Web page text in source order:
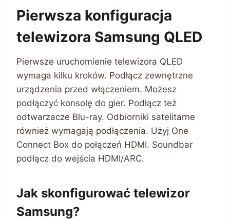
Pierwsza konfiguracja
telewizora Samsung QLED
Pierwsze uruchomienie telewizora QLED
wymaga kilku kroków. Podłącz zewnętrzne
urządzenia przed włączeniem. Możesz
podłączyć konsolę do gier. Podłącz też
odtwarzacze Blu-ray. Odbiorniki satelitarne
również wymagają podłączenia. Użyj One
Connect Box do połączeń HDMI. Soundbar
podłącz do wejścia HDMI/ARC.
Jak skonfigurować telewizor
Samsung?